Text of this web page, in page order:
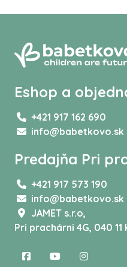
Eshop a
+421 917 162 690
info@babetkovo.sk
Predajňa Pri
+421 917 573 190
info@babetkovo.sk
JAMET s.r.o,
Pri prachárni 4G, 040 11